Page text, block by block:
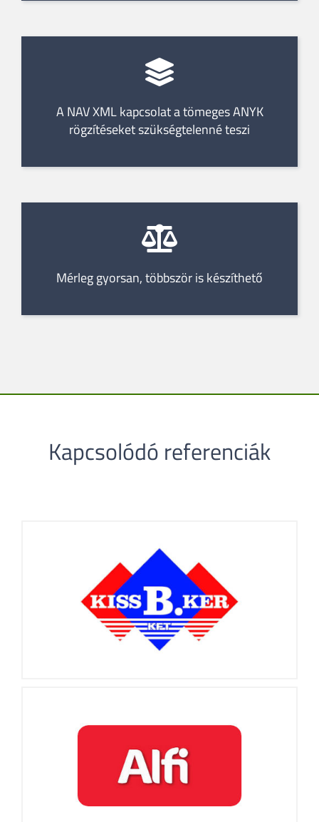
A NAV XML kapcsolat a tömeges ANYK
rögzítéseket szükségtelenné teszi
Mérleg gyorsan, többször is készíthető
Kapcsolódó referenciák